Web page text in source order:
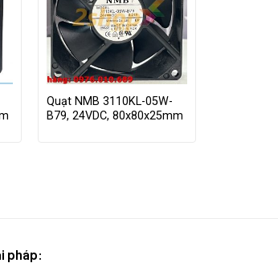
Quạt NMB 3110KL-05W-
B79, 24VDC, 80x80x25mm
pháp: